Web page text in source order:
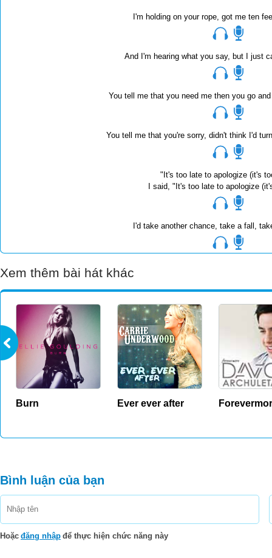
I'm holding on your rope, got me ten
And I'm hearing what you say, but I just
You tell me that you need me then you go
You tell me that you're sorry, didn't think I'd
"It's too late to apologize (it's
I said, "It's too late to apologize
I'd take another chance, take a fall,
I loved you with a fire red, now it's
"Sorry" like the angel heaven let me think
"It's too late to apologize (it's
"It's too late to apologize (it's
I said, "It's too late to apologize
Xem thêm bài hát khác
Burn Ever ever after
Bình luận của bạn
Hoặc đăng nhập để thực hiện chức năng này